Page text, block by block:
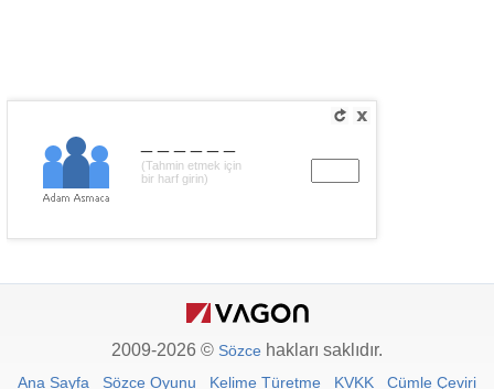
(Tahmin etmek için
bir harf girin)
2009-2026 © Sözce hakları saklıdır.
Ana Sayfa Sözce Oyunu Kelime Türetme KVKK Cümle Çeviri